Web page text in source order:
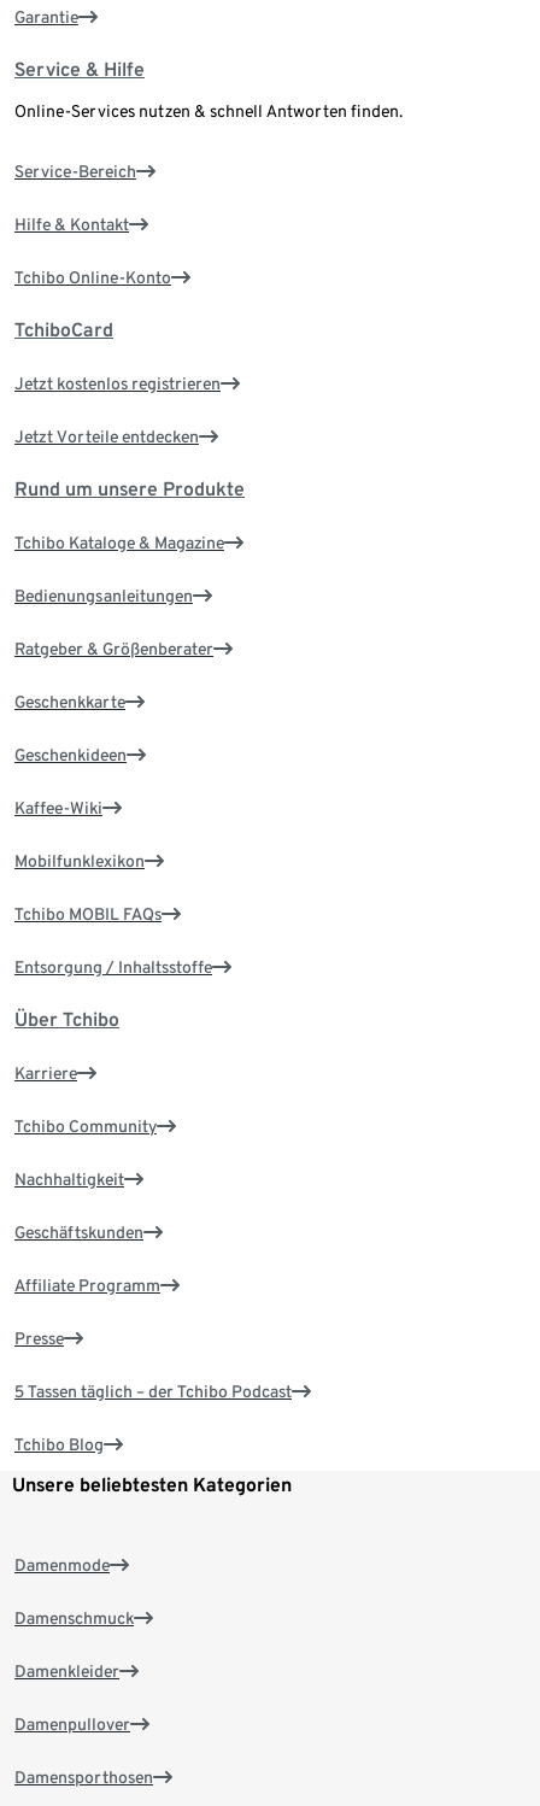
Garantie
Service & Hilfe
Online-Services nutzen & schnell Antworten finden.
Service-Bereich
Hilfe & Kontakt
Tchibo Online-Konto
TchiboCard
Jetzt kostenlos registrieren
Jetzt Vorteile entdecken
Rund um unsere Produkte
Tchibo Kataloge & Magazine
Bedienungsanleitungen
Ratgeber & Größenberater
Geschenkkarte
Geschenkideen
Kaffee-Wiki
Mobilfunklexikon
Tchibo MOBIL FAQs
Entsorgung / Inhaltsstoffe
Über Tchibo
Karriere
Tchibo Community
Nachhaltigkeit
Geschäftskunden
Affiliate Programm
Presse
5 Tassen täglich – der Tchibo Podcast
Tchibo Blog
Unsere beliebtesten Kategorien
Damenmode
Damenschmuck
Damenkleider
Damenpullover
Damensporthosen